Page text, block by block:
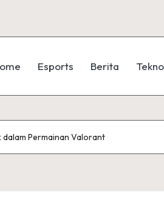
Esports Berita
dalam Permainan Valorant